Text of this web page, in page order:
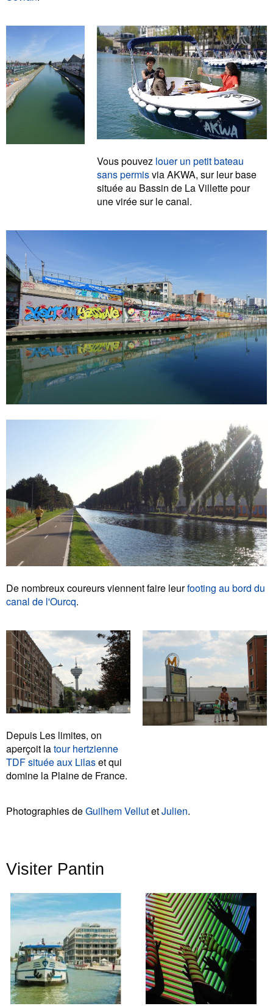
Vous pouvez louer un petit bateau
sans permisvia AKWA, sur leur base
située au Bassin de La Villette pour
une virée sur le canal.
De nombreux coureurs viennent faire leurfooting au bord du
canal de l'Ourcq.
Depuis Les limites, on
aperçoit latour hertzienne
TDF située aux Lilaset qui
domine la Plaine de France.
Photographies deGuilhem VellutetJulien.
Visiter Pantin